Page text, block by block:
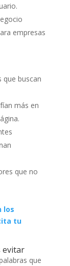
empresas
que buscan
más en
que no
los
tu
evitar
que